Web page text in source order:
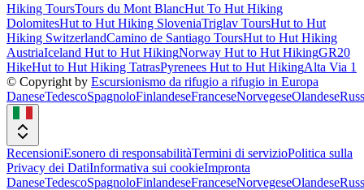
Hiking ToursTours du Mont BlancHut To Hut Hiking
DolomitesHut to Hut Hiking SloveniaTriglav ToursHut to Hut
Hiking SwitzerlandCamino de Santiago ToursHut to Hut Hiking
AustriaIceland Hut to Hut HikingNorway Hut to Hut HikingGR20
HikeHut to Hut Hiking TatrasPyrenees Hut to Hut HikingAlta Via 1
© Copyright by Escursionismo da rifugio a rifugio in Europa
DaneseTedescoSpagnoloFinlandeseFranceseNorvegeseOlandese
RecensioniEsonero di responsabilitàTermini di servizioPolitica sulla
Privacy dei DatiInformativa sui cookieImpronta
DaneseTedescoSpagnoloFinlandeseFranceseNorvegeseOlandese